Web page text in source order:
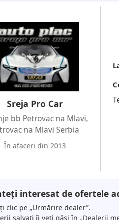
zadnjih vrata radi sigurnosti
zameni je 4.700e
u ovom oglasu dati su u
za potpunu tačnost ili
proveri sve relevantne
greške u oglasu niti za
zamena za jeftinije vozilo do
Sreja Pro Car
bb Petrovac na Mlavi,
na Mlavi Serbia
În afaceri din 2013
interesat de ofertele
clic pe „Urmărire dealer”.
salvați îi veți găsi în „Dealerii